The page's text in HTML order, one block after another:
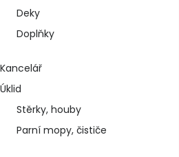
Deky
Doplňky
Kancelář
Úklid
Stěrky, houby
Parní mopy, čističe